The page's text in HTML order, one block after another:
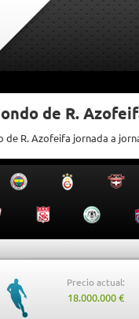
de R.
R. Azofeifa jornada a
Precio actual:
18.000.000 €